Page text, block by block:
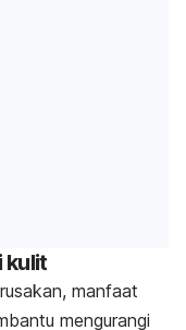
kulit
manfaat
mengurangi